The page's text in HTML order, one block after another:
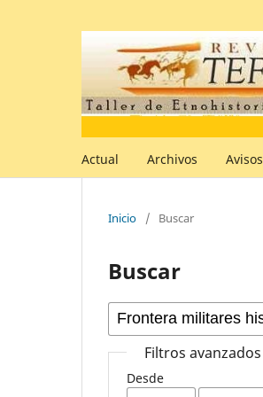
Actual Archivos Avisos
Inicio / Buscar
Buscar
Filtros avanzados
Desde